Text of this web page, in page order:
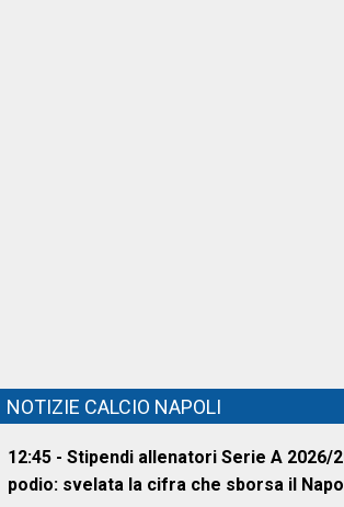
NOTIZIE CALCIO NAPOLI
12:45 - Stipendi allenatori Serie A 2026/
podio: svelata la cifra che sborsa il